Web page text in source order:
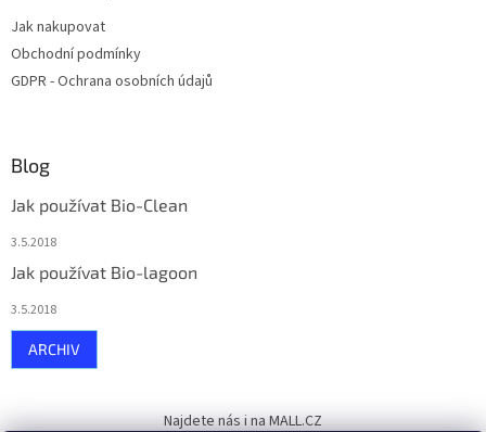
Jak nakupovat
Obchodní podmínky
GDPR - Ochrana osobních údajů
Blog
Jak používat Bio-Clean
3.5.2018
Jak používat Bio-lagoon
3.5.2018
ARCHIV
Najdete nás i na MALL.CZ